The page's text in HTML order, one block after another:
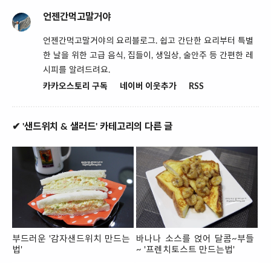
언젠간먹고말거야
언젠간먹고말거야의 요리블로그. 쉽고 간단한 요리부터 특별
한 날을 위한 고급 음식, 집들이, 생일상, 술안주 등 간편한 레
시피를 알려드려요.
카카오스토리 구독
네이버 이웃추가 RSS
✔ '샌드위치 & 샐러드' 카테고리의 다른 글
부드러운 '감자샌드위치 만드는
법'
바나나 소스를 얹어 달콤~부들
~ '프렌치토스트 만드는법'